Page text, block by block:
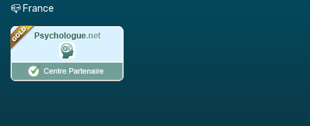
📪 France